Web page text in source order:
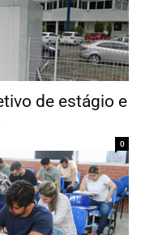
de estágio e
0